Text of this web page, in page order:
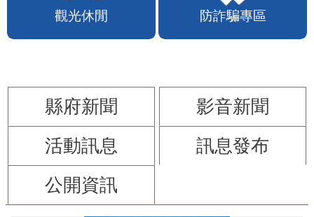
觀光休閒 防詐騙專區
縣府新聞
影音新聞
活動訊息
訊息發布
公開資訊